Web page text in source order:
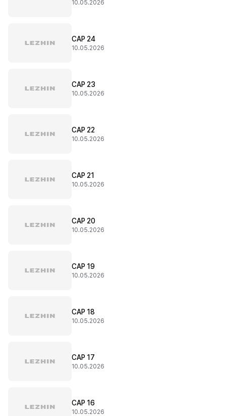
10.05.2026
CAP 24
10.05.2026
CAP 23
10.05.2026
CAP 22
10.05.2026
CAP 21
10.05.2026
CAP 20
10.05.2026
CAP 19
10.05.2026
CAP 18
10.05.2026
CAP 17
10.05.2026
CAP 16
10.05.2026